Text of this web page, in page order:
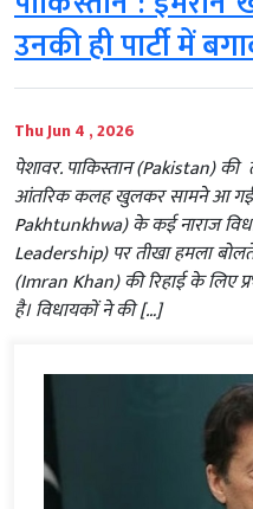
उनकी ही पार्टी में
Thu Jun 4 , 2026
पेशावर. पाकिस्तान (Pakistan)
आंतरिक कलह खुलकर सामने आ गई
Pakhtunkhwa) के कई नाराज
Leadership) पर तीखा हमला
(Imran Khan) की रिहाई के लिए
है। विधायकों ने की […]